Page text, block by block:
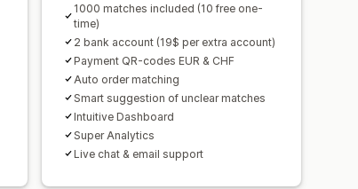
1000 matches included (10 free one-
time)
2 bank account (19$ per extra account)
Payment QR-codes EUR & CHF
Auto order matching
Smart suggestion of unclear matches
Intuitive Dashboard
Super Analytics
Live chat & email support